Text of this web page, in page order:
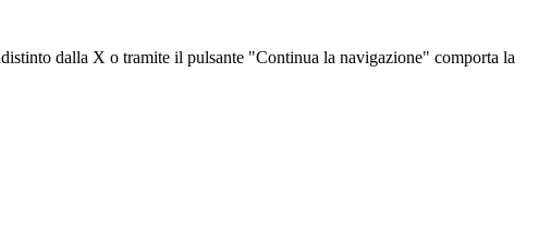
dalla X o tramite il pulsante "Continua la navigazione" comporta la